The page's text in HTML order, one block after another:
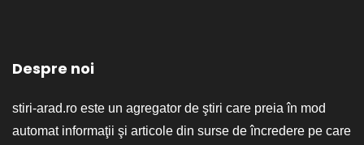
Despre noi
stiri-arad.ro este un agregator de ştiri care preia în mod
automat informaţii şi articole din surse de încredere pe care